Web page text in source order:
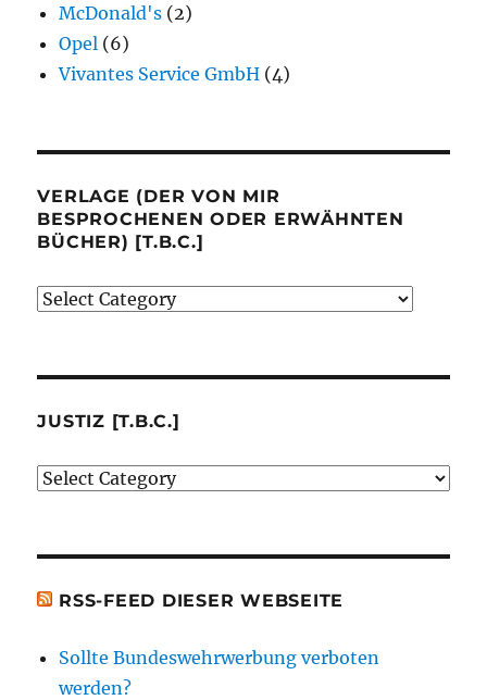
McDonald's (2)
Opel (6)
Vivantes Service GmbH (4)
VERLAGE (DER VON MIR
BESPROCHENEN ODER ERWÄHNTEN
BÜCHER) [T.B.C.]
Verlage
besprochenen
erwähnten
JUSTIZ [T.B.C.]
Justiz
RSS-FEED DIESER WEBSEITE
Sollte Bundeswehrwerbung verboten
werden?